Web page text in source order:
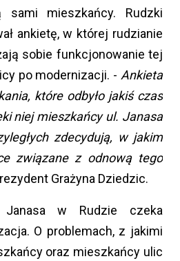
sami mieszkańcy. Rudzki
ankietę, w której rudzianie
sobie funkcjonowanie tej
po modernizacji. - Ankieta
które odbyło jakiś czas
niej mieszkańcy ul. Janasa
zdecydują, w jakim
związane z odnową tego
Grażyna Dziedzic.
Janasa w Rudzie czeka
O problemach, z jakimi
oraz mieszkańcy ulic